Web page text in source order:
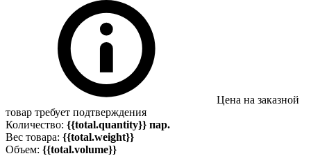
Цена на заказной
товар требует подтверждения
Количество: {{total.quantity}} пар.
Вес товара: {{total.weight}}
Объем: {{total.volume}}